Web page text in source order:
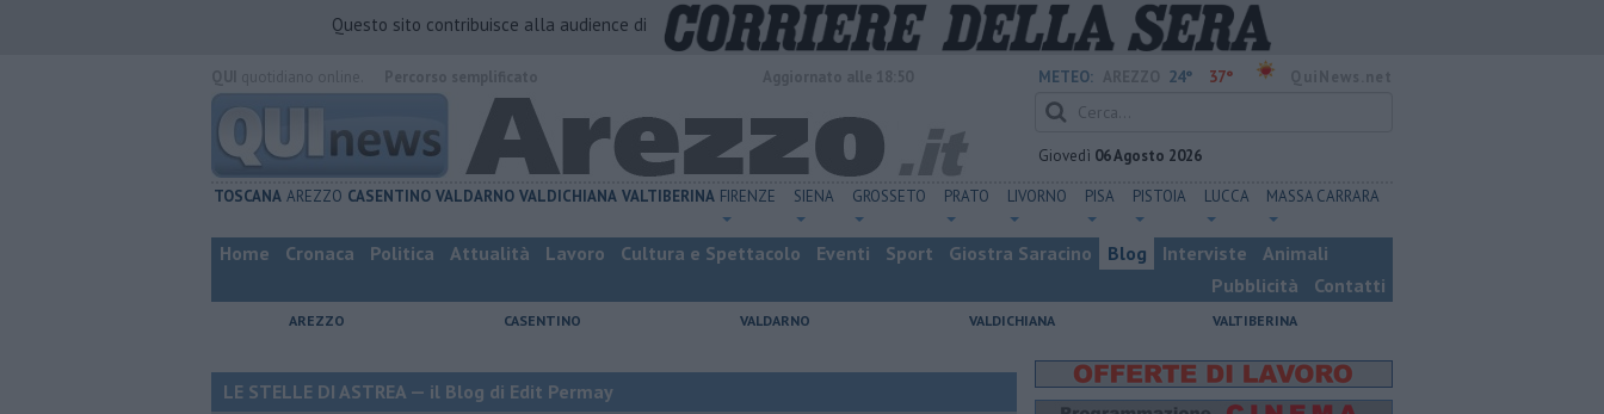
Questo sito contribuisce alla audience di
METEO: 24° 37°
Giovedì 06 Agosto 2026
TOSCANA AREZZO CASENTINO VALDARNO VALDICHIANA VALTIBERINA FIRENZE SIENA GROSSETO PRATO LIVORNO PISA PISTOIA LUCCA MASSA CARRARA
Home Cronaca Politica Attualità Lavoro Cultura e Spettacolo Eventi Sport Giostra Saracino Blog Interviste
Animali
Pubblicità
Contatti
AREZZO CASENTINO VALDARNO VALDICHIANA VALTIBERINA
LE STELLE DI ASTREA — il Blog di Edit Permay